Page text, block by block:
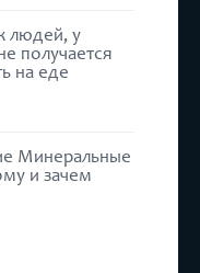
людей, у
получается
на еде
Минеральные
и зачем